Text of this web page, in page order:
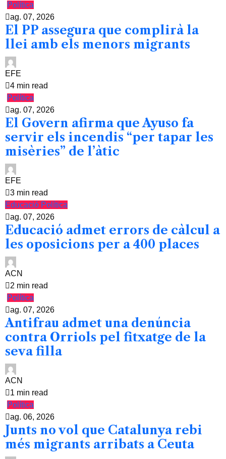
Política
ag. 07, 2026
El PP assegura que complirà la
llei amb els menors migrants
EFE
4 min read
Política
ag. 07, 2026
El Govern afirma que Ayuso fa
servir els incendis “per tapar les
misèries” de l’àtic
EFE
3 min read
Educació Política
ag. 07, 2026
Educació admet errors de càlcul a
les oposicions per a 400 places
ACN
2 min read
Política
ag. 07, 2026
Antifrau admet una denúncia
contra Orriols pel fitxatge de la
seva filla
ACN
1 min read
Política
ag. 06, 2026
Junts no vol que Catalunya rebi
més migrants arribats a Ceuta